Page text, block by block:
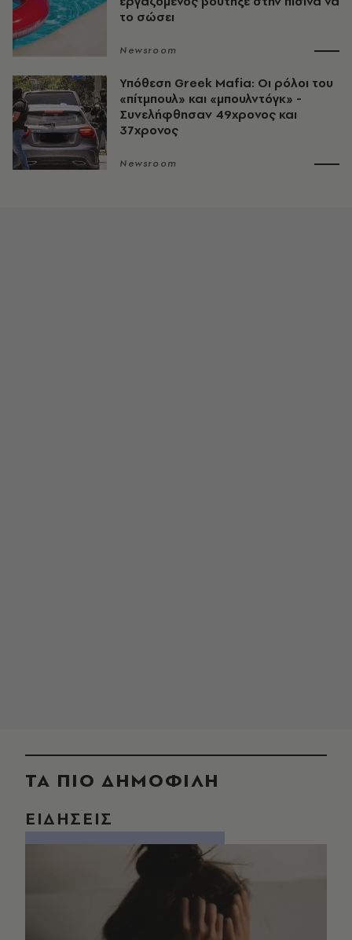
το σώσει
Newsroom
Υπόθεση Greek Mafia: Οι ρόλοι του
«πίτμπουλ» και «μπουλντόγκ» -
Συνελήφθησαν 49χρονος και
37χρονος
Newsroom
ΤΑ ΠΙΟ ΔΗΜΟΦΙΛΗ
ΕΙΔΗΣΕΙΣ